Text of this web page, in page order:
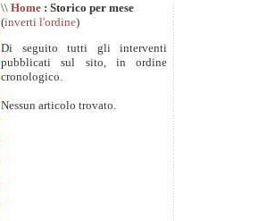
\\ Home : Storico per mese
(inverti l'ordine)
Di seguito tutti gli interventi
pubblicati sul sito, in ordine
cronologico.
Nessun articolo trovato.